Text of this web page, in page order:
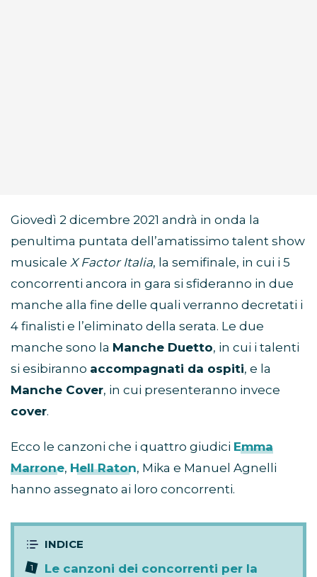
Giovedì 2 dicembre 2021 andrà in onda la
penultima puntata dell’amatissimo talent show
musicale X Factor Italia, la semifinale, in cui i 5
concorrenti ancora in gara si sfideranno in due
manche alla fine delle quali verranno decretati i
4 finalisti e l’eliminato della serata. Le due
manche sono la Manche Duetto, in cui i talenti
si esibiranno accompagnati da ospiti, e la
Manche Cover, in cui presenteranno invece
cover.
Ecco le canzoni che i quattro giudici Emma
Marrone, Hell Raton, Mika e Manuel Agnelli
hanno assegnato ai loro concorrenti.
Le canzoni dei concorrenti per la